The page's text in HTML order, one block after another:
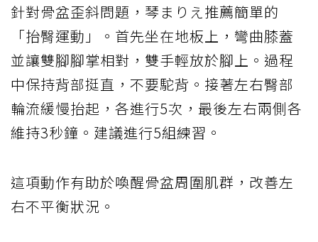
針對骨盆歪斜問題，琴まりえ推薦簡單的
「抬臀運動」。首先坐在地板上，彎曲膝蓋
並讓雙腳腳掌相對，雙手輕放於腳上。過程
中保持背部挺直，不要駝背。接著左右臀部
輪流緩慢抬起，各進行5次，最後左右兩側各
維持3秒鐘。建議進行5組練習。
這項動作有助於喚醒骨盆周圍肌群，改善左
右不平衡狀況。